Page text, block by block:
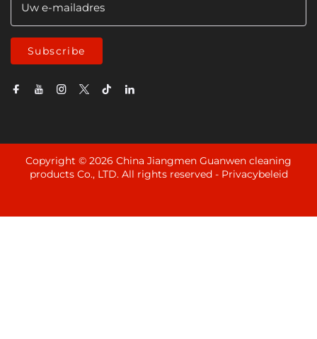
Uw e-mailadres
Subscribe
Copyright © 2026 China Jiangmen Guanwen cleaning
products Co., LTD. All rights reserved - Privacybeleid